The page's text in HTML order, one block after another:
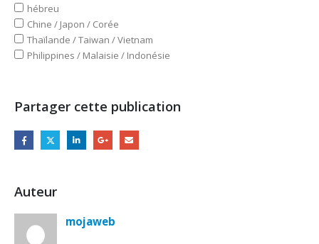
hébreu
Chine / Japon / Corée
Thaïlande / Taiwan / Vietnam
Philippines / Malaisie / Indonésie
Partager cette publication
Auteur
mojaweb